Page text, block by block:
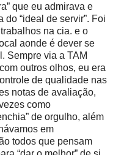
que eu admirava e
“ideal de servir”. Foi
na cia. e o
aonde é dever se
Sempre via a TAM
outros olhos, eu era
de qualidade nas
notas de avaliação,
como
de orgulho, além
em
todos que pensam